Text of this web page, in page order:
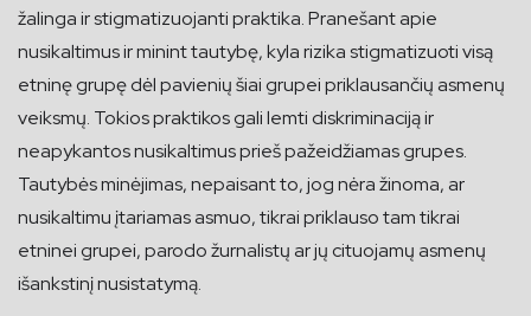
žalinga ir stigmatizuojanti praktika. Pranešant apie
nusikaltimus ir minint tautybę, kyla rizika stigmatizuoti visą
etninę grupę dėl pavienių šiai grupei priklausančių asmenų
veiksmų. Tokios praktikos gali lemti diskriminaciją ir
neapykantos nusikaltimus prieš pažeidžiamas grupes.
Tautybės minėjimas, nepaisant to, jog nėra žinoma, ar
nusikaltimu įtariamas asmuo, tikrai priklauso tam tikrai
etninei grupei, parodo žurnalistų ar jų cituojamų asmenų
išankstinį nusistatymą.